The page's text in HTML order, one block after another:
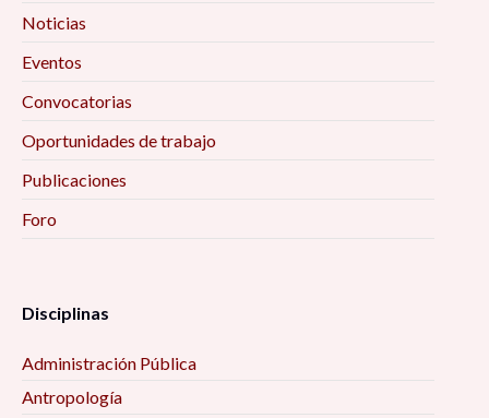
Noticias
Eventos
Convocatorias
Oportunidades de trabajo
Publicaciones
Foro
Disciplinas
Administración Pública
Antropología